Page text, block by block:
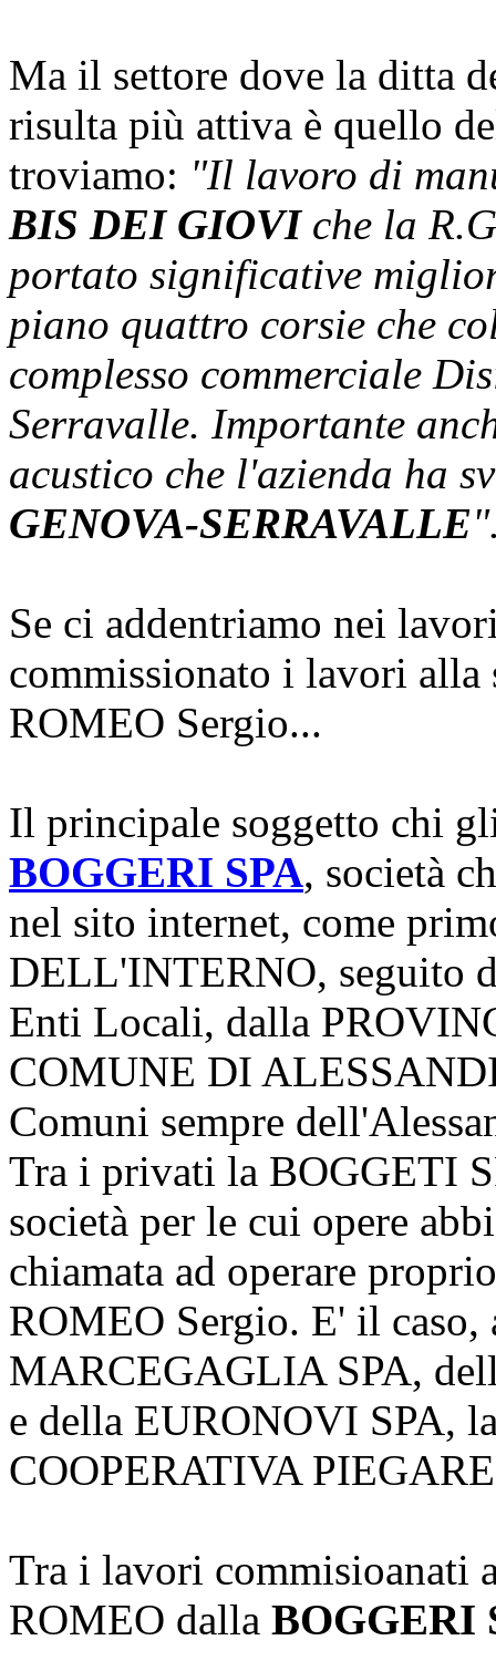
Ma il settore dove la ditta
risulta più attiva è quello
troviamo: "Il lavoro di
BIS DEI GIOVIche la
portato significative
piano quattro corsie che
complesso commerciale
Serravalle. Importante
acustico che l'azienda ha
GENOVA-SERRAVALLE
Se ci addentriamo nei
commissionato i lavori alla
ROMEO Sergio...
Il principale soggetto chi
BOGGERI SPA, società
nel sito internet, come
DELL'INTERNO, seguito
Enti Locali, dalla
COMUNE DI
Comuni sempre
Tra i privati la BOGGETI
società per le cui opere
chiamata ad operare
ROMEO Sergio. E' il caso,
MARCEGAGLIA SPA,
e della EURONOVI SPA,
COOPERATIVA
Tra i lavori commisioanati
ROMEO dalla BOGGERI